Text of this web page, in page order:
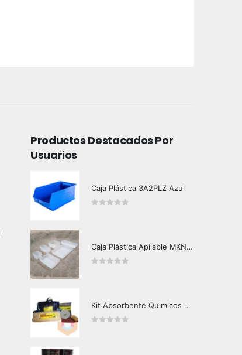
Productos Destacados Por
Usuarios
Caja Plástica 3A2PLZ Azul
Caja Plástica Apilable MKN-G710
Kit Absorbente Quimicos Q200 Crunch Oil